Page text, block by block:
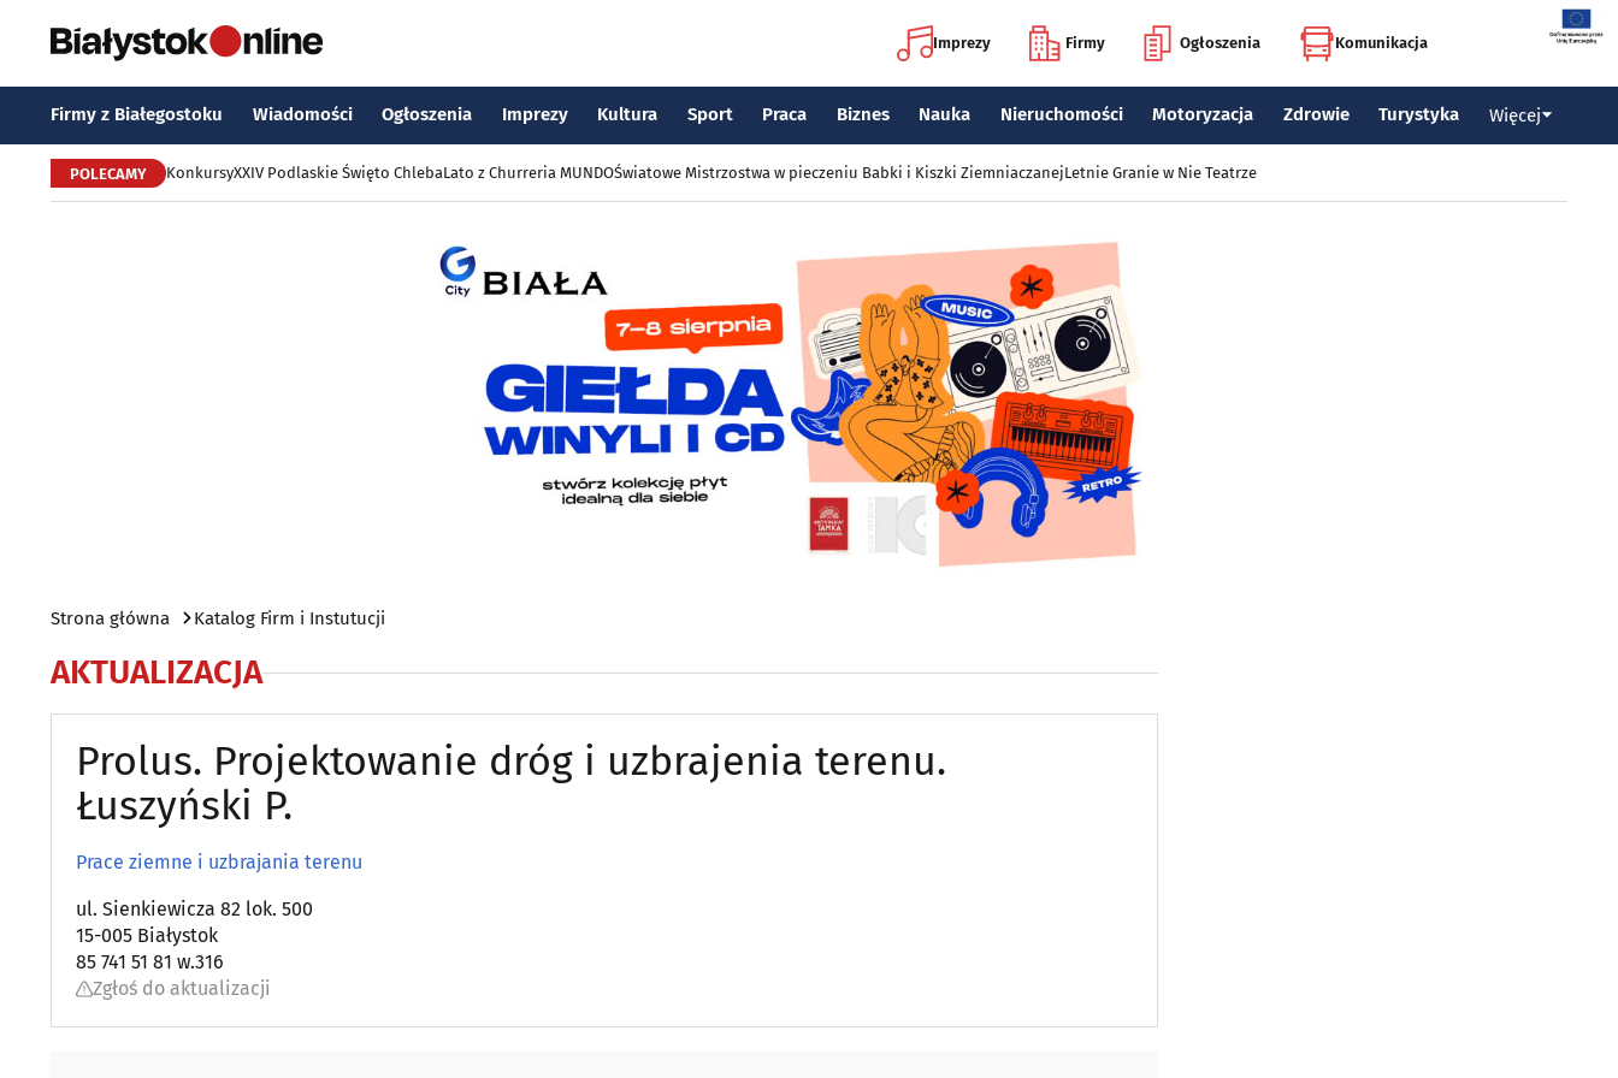
Imprezy Firmy Ogłoszenia Komunikacja
Firmy z Białegostoku Wiadomości Ogłoszenia Imprezy Kultura Sport Praca Biznes Nauka Nieruchomości Motoryzacja Zdrowie Turystyka Więcej
POLECAMY KonkursyXXIV Podlaskie Święto ChlebaLato z Churreria MUNDOŚwiatowe Mistrzostwa w pieczeniu Babki i Kiszki ZiemniaczanejLetnie Granie w Nie Teatrze
Strona główna Katalog Firm i Instutucji
AKTUALIZACJA
Prolus. Projektowanie dróg i uzbrajenia terenu.
Łuszyński P.
Prace ziemne i uzbrajania terenu
ul. Sienkiewicza 82 lok. 500
15-005 Białystok
85 741 51 81 w.316
Zgłoś do aktualizacji